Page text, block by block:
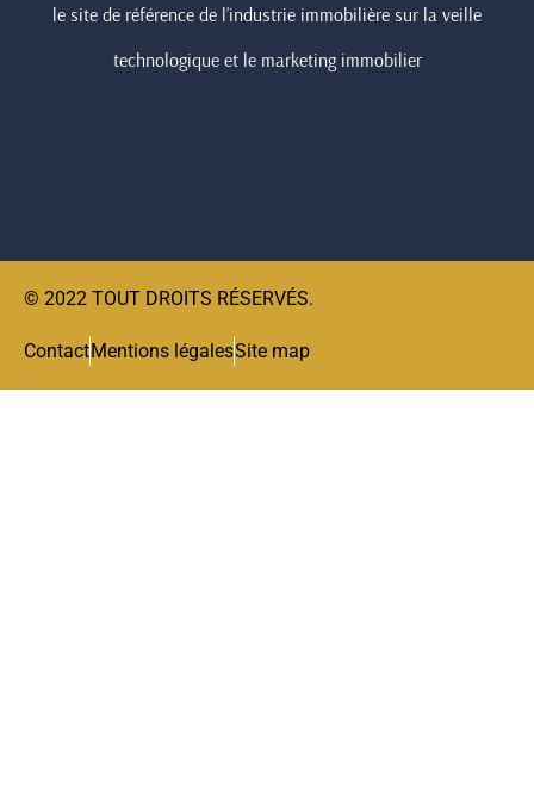
le site de référence de l’industrie immobilière sur la veille
technologique et le marketing immobilier
© 2022 TOUT DROITS RÉSERVÉS.
ContactMentions légalesSite map